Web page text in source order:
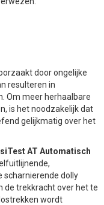
door ongelijke
resulteren in
Om meer herhaalbare
is het noodzakelijk dat
gelijkmatig over het
AT Automatisch
scharnierende dolly
de trekkracht over het te
wordt